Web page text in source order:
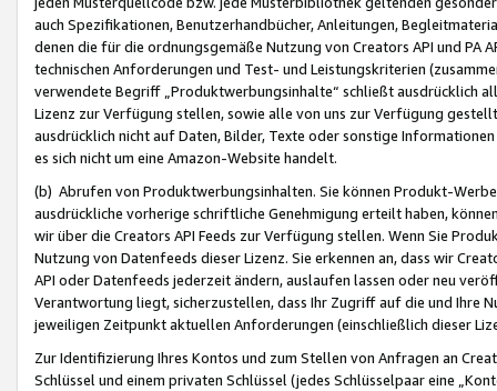
auch Spezifikationen, Benutzerhandbücher, Anleitungen,
denen die für die ordnungsgemäße Nutzung von Creators API und PA
technischen Anforderungen und Test- und Leistungskriterien
verwendete Begriff „Produktwerbungsinhalte“ schließt ausdrücklich
Lizenz zur Verfügung stellen, sowie alle von uns zur Verfügung
ausdrücklich nicht auf Daten, Bilder, Texte oder sonstige
es sich nicht um eine Amazon-Website handelt.
(b) Abrufen von Produktwerbungsinhalten. Sie können Produkt-
ausdrückliche vorherige schriftliche Genehmigung erteilt haben,
wir über die Creators API Feeds zur Verfügung stellen. Wenn Sie
Nutzung von Datenfeeds dieser Lizenz. Sie erkennen an, dass wir
API oder Datenfeeds jederzeit ändern, auslaufen lassen oder neu
Verantwortung liegt, sicherzustellen, dass Ihr Zugriff auf die und Ihre
jeweiligen Zeitpunkt aktuellen Anforderungen (einschließlich dieser
Zur Identifizierung Ihres Kontos und zum Stellen von Anfragen an
Schlüssel und einem privaten Schlüssel (jedes Schlüsselpaar eine